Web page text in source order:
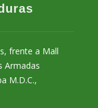
frente a Mall
Armadas
M.D.C.,